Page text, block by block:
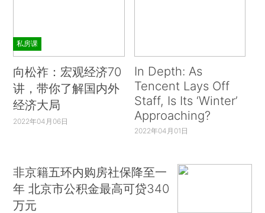
私房课
向松祚：宏观经济70
讲，带你了解国内外
经济大局
2022年04月06日
In Depth: As
Tencent Lays Off
Staff, Is Its ‘Winter’
Approaching?
2022年04月01日
非京籍五环内购房社保降至一
年 北京市公积金最高可贷340
万元